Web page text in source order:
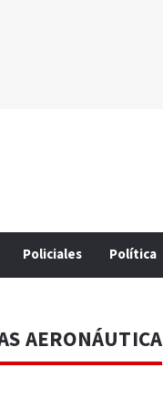
Policiales Política
AERONÁUTICA